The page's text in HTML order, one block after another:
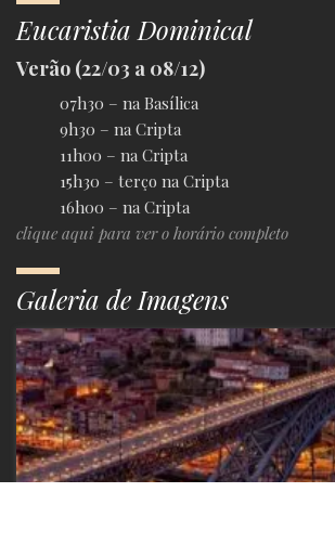
Eucaristia Dominical
Verão (22/03 a 08/12)
07h30 – na Basílica
9h30 – na Cripta
11h00 – na Cripta
15h30 – terço na Cripta
16h00 – na Cripta
clique aqui para ver o horário completo
Galeria de Imagens